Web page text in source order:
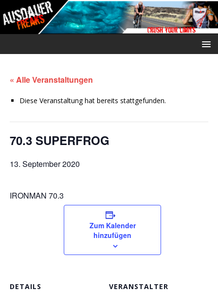
« Alle Veranstaltungen
Diese Veranstaltung hat bereits stattgefunden.
70.3 SUPERFROG
13. September 2020
IRONMAN 70.3
Zum Kalender
hinzufügen
DETAILS VERANSTALTER